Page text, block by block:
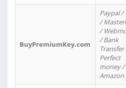
BuyPremiumKey.com
Paypal /
/
/
/ Bank
Transfer
Perfect
money /
Amazon